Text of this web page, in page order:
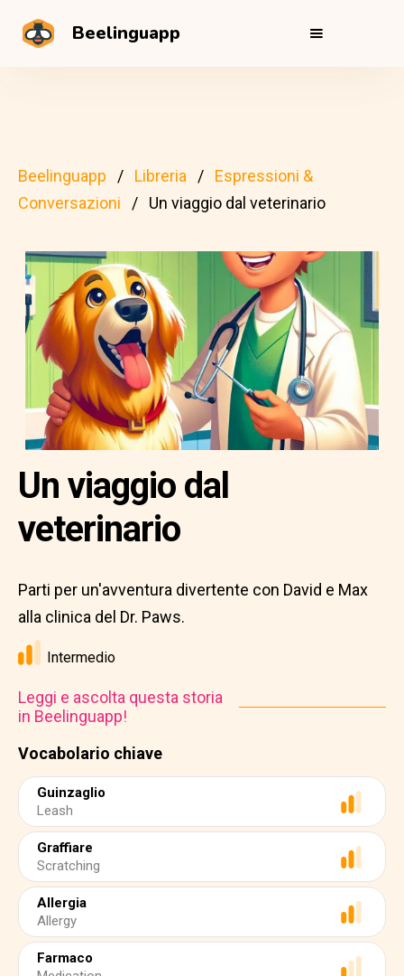
Beelinguapp
Beelinguapp Libreria
Espressioni &
Conversazioni
Un viaggio dal veterinario
Vocabolario chiave
Guinzaglio
Leash
Graffiare
Scratching
Allergia
Allergy
Farmaco
Un viaggio dal
veterinario
Parti per un'avventura divertente con David e Max
alla clinica del Dr. Paws.
Intermedio
Leggi e ascolta questa storia
in Beelinguapp!